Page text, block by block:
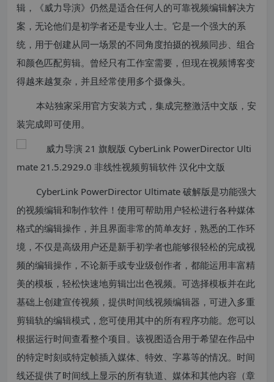
辑，《威力导演》仍然是适合任何人的可靠视频编辑解决方
案，无论他们是初学者还是专业人士。它是一个强大的系
统，用于创建从同一场景的不同角度拍摄的视频同步、组合
和颜色匹配剪辑。曾经只有工作室需要，但现在视频博客变
得越来越复杂，并且经常使用多个摄像头。
本站独家采用官方安装方式，集成完整激活中文版，安
装完成即可使用。
CyberLink PowerDirector Ultimate 破解版是功能强大
的视频编辑和制作软件！使用可帮助用户轻松进行各种媒体
格式的编辑操作，并且界面非常的简单友好，熟悉的工作环
境，不仅是高级用户还是新手初学者也能够很轻松的完成视
频的编辑操作，不论新手或专业级创作者，都能运用丰富精
美的模板，轻松快速地剪辑岀出色视频。可选择模板并在此
基础上创建宣传视频，提供时间线视频编辑器，可进入多重
剪辑轨的编辑模式，您可使用其中的所有程序功能。您可以
根据运行时间查看整个项目。该视图适合用于希望在作品中
的特定时刻或特定帧插入媒体、特效、字幕等的情况。时间
线还提供了时间线上显示的所有轨道、媒体和其他内容（章